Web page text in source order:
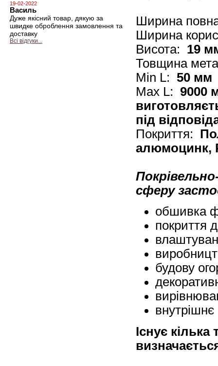
19-02-2022
Василь
Дуже якісний товар, дякую за
швидке оброблення замовлення та
доставку
Всі відгуки...
Ширина
Ширина
Висота: 19
Товщина
Min L:
50 мм
Max L:
9000
під
Покриття:
алюмоцинк,
сферу
обшивка
покриття
будову
внутрішнє
Існує